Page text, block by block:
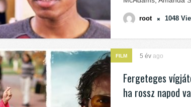
root 1048
FILM 5 év ago
Fergeteges
ha rossz napod